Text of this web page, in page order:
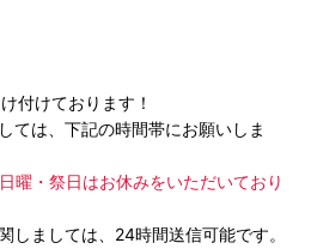
付けております！
ては、下記の時間帯にお願いしま
曜・祭日はお休みをいただいており
しましては、24時間送信可能です。